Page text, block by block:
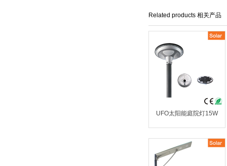
Related products 相关产品
UFO太阳能庭院灯15W